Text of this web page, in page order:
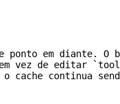
ponto em diante. O
vez de editar
cache continua